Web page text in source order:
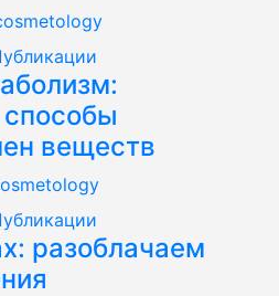
веществ
разоблачаем